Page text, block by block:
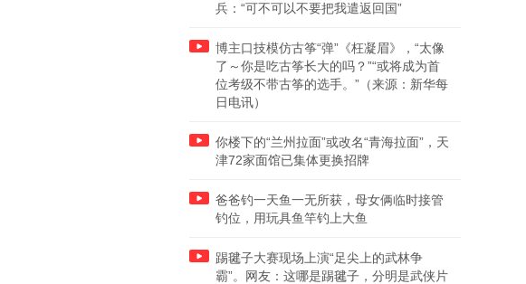
兵：“可不可以不要把我遣返回国”
博主口技模仿古筝“弹”《枉凝眉》，“太像
了～你是吃古筝长大的吗？”“或将成为首
位考级不带古筝的选手。”（来源：新华每
日电讯）
你楼下的“兰州拉面”或改名“青海拉面”，天
津72家面馆已集体更换招牌
爸爸钓一天鱼一无所获，母女俩临时接管
钓位，用玩具鱼竿钓上大鱼
踢毽子大赛现场上演“足尖上的武林争
霸”。网友：这哪是踢毽子，分明是武侠片